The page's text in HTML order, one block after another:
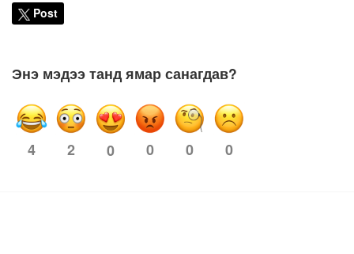
Post
Энэ мэдээ танд ямар санагдав?
4 2 0 0 0 0